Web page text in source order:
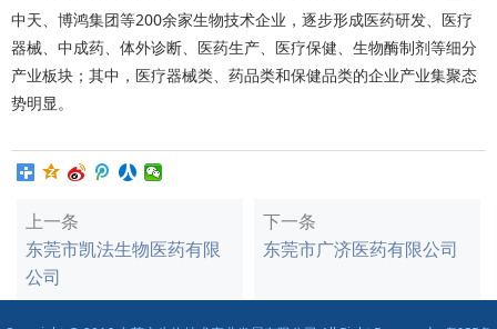
中天、博鸿集团等200余家生物技术企业，逐步形成医药研发、医疗
器械、中成药、体外诊断、医药生产、医疗保健、生物酶制剂等细分
产业板块；其中，医疗器械类、药品类和保健品类的企业产业集聚态
势明显。
上一条
东莞市凯法生物医药有限
公司
下一条
东莞市广济医药有限公司